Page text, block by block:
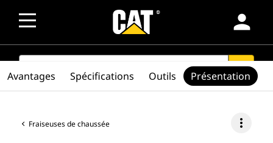
person
SEARCH search
Fraiseuses de chaussée more_vert
Avantages Spécifications Outils Présentation